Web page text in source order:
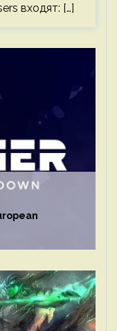
входят: […]